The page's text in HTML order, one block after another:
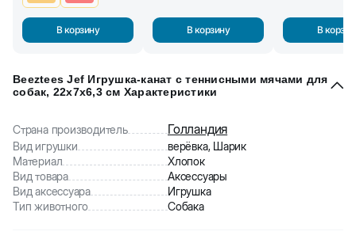
В корзину В корзину В
Beeztees Jef Игрушка-канат с теннисными мячами для
собак, 22x7x6,3 см Характеристики
Страна производитель Голландия
Вид игрушки
верёвка, Шарик
Материал
Хлопок
Вид товара
Аксессуары
Вид аксессуара
Игрушка
Тип животного
Собака